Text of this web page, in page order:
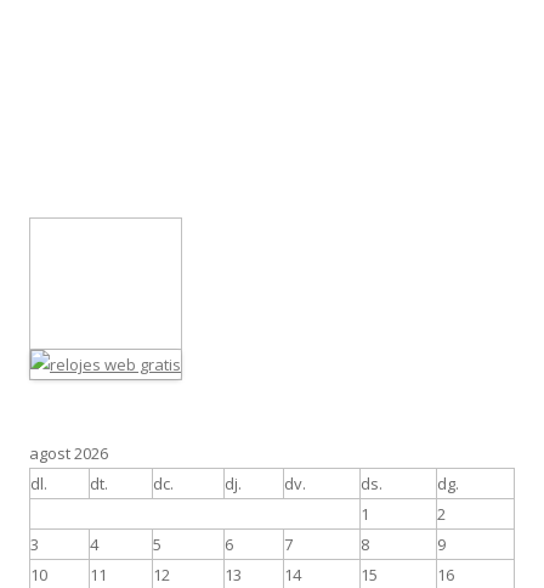
agost 2026
dl.
dt. dc. dj. dv. ds. dg.
1
2
3
4 5 6 7 8
9
10
11 12 13 14 15
16